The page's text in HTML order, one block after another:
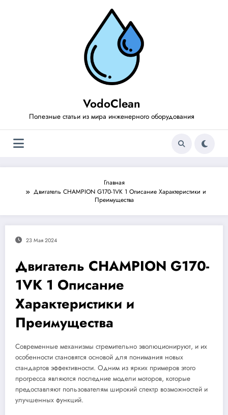
VodoClean
Полезные статьи из мира инженерного оборудования
Главная
Двигатель CHAMPION G170-1VK 1 Описание Характеристики и
Преимущества
23 Мая 2024
Двигатель CHAMPION G170-
1VK 1 Описание
Характеристики и
Преимущества
Современные механизмы стремительно эволюционируют, и их
особенности становятся основой для понимания новых
стандартов эффективности. Одним из ярких примеров этого
прогресса являются последние модели моторов, которые
предоставляют пользователям широкий спектр возможностей и
улучшенных функций.